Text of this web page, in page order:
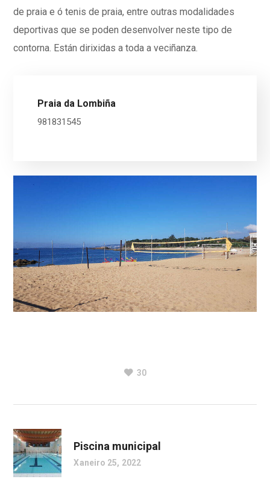
de praia e ó tenis de praia, entre outras modalidades
deportivas que se poden desenvolver neste tipo de
contorna. Están dirixidas a toda a veciñanza.
Praia da Lombiña
981831545
30
Piscina municipal
Xaneiro 25, 2022